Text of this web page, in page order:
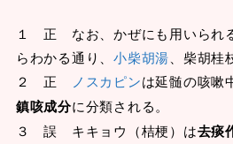
１ 正 なお、かぜにも用いられ
らわかる通り、小柴胡湯 、柴胡
２ 正
ノスカピンは延髄の咳嗽
鎮咳成分に分類される。
３ 誤 キキョウ（桔梗）は去痰